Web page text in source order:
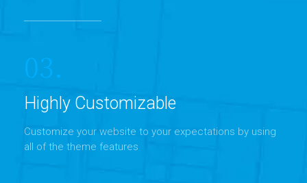
03.
Highly Customizable
Customize your website to your expectations by using
all of the theme features